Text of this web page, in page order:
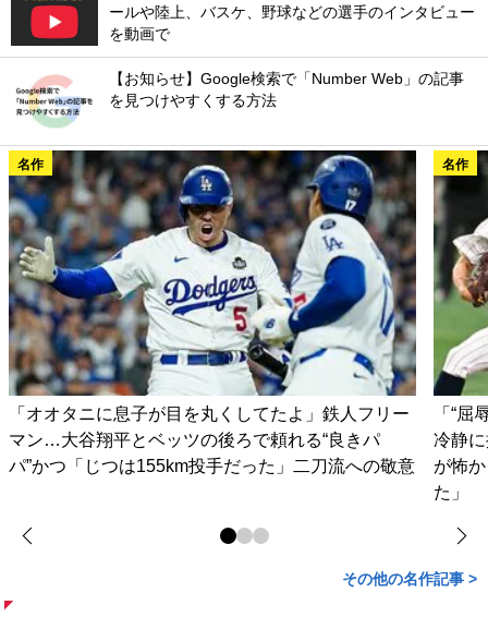
ールや陸上、バスケ、野球などの選手のインタビュー
を動画で
【お知らせ】Google検索で「Number Web」の記事
を見つけやすくする方法
名作
「オオタニに息子が目を丸くしてたよ」鉄人フリー
マン…大谷翔平とベッツの後ろで頼れる“良きパ
パ”かつ「じつは155km投手だった」二刀流への敬意
名作
「“
冷静
が怖
た」
その他の名作記事 >